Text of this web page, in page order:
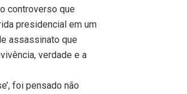
controverso que
presidencial em um
assassinato que
verdade e a
foi pensado não